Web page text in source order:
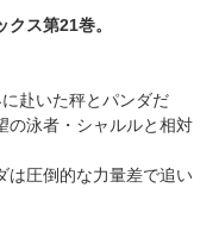
ス第21巻。
赴いた秤とパンダだ
の泳者・シャルルと相対
は圧倒的な力量差で追い